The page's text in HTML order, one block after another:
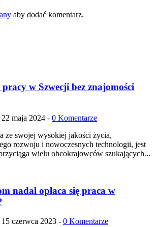
aby dodać komentarz.
w Szwecji bez znajomości
maja 2024 - 0 Komentarze
ze swojej wysokiej jakości życia,
rozwoju i nowoczesnych technologii, jest
wielu obcokrajowców szukających...
nadal opłaca się praca w
czerwca 2023 - 0 Komentarze